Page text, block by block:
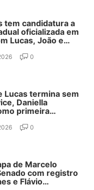
tem candidatura a
oficializada em
Lucas, João e
0
Lucas termina sem
Daniella
primeira
0
de Marcelo
com registro
e Flávio